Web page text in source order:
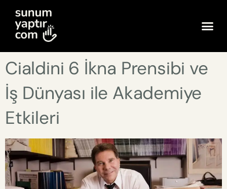
Cialdini 6 İkna Prensibi ve
İş Dünyası ile Akademiye
Etkileri